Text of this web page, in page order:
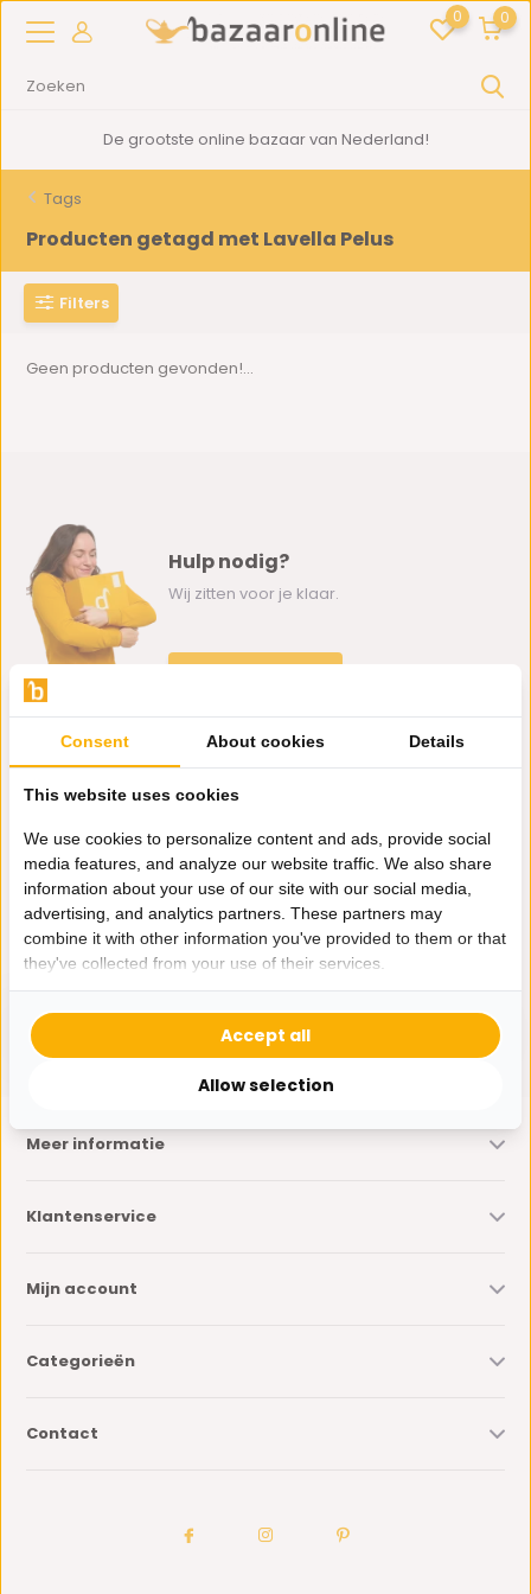
0 0
De grootste online bazaar van Nederland!
Tags
Producten getagd met Lavella Pelus
Filters
Geen producten gevonden!...
Hulp nodig?
Wij zitten voor je klaar.
klantenservice@bazaaronline.nl
Ontvang de nieuwste aanbiedingen en promoties. We zullen
je niet spammen, beloofd.
* Lees hier de wettelijke beperkingen
Meer informatie
Klantenservice
Mijn account
Categorieën
Contact
Consent About cookies Details
This website uses cookies
We use cookies to personalize content and ads, provide social
media features, and analyze our website traffic. We also share
information about your use of our site with our social media,
advertising, and analytics partners. These partners may
combine it with other information you've provided to them or that
they've collected from your use of their services.
Allow selection
Accept all